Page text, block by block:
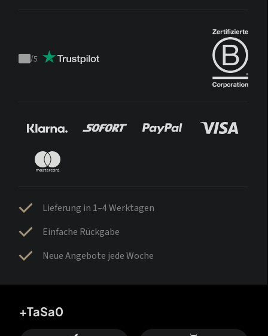
Trustpilot
/5
Lieferung in 1–4 Werktagen
Einfache Rückgabe
Neue Angebote jede Woche
+TaSa0